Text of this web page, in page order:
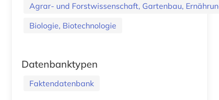
Agrar- und Forstwissenschaft, Gartenbau,
Biologie, Biotechnologie
Datenbanktypen
Faktendatenbank